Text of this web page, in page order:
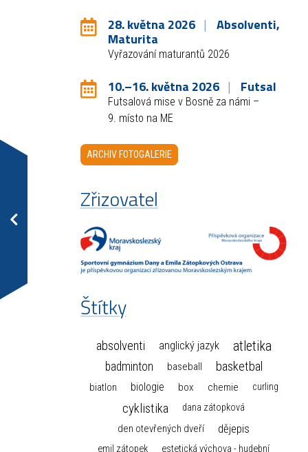
28. května 2026 Absolventi,
Maturita
Vyřazování maturantů 2026
10.–16. května 2026 Futsal
Futsalová mise v Bosně za námi –
9. místo na ME
ARCHIV FOTOGALERIE
Zřizovatel
Štítky
absolventi anglický jazyk atletika
badminton baseball basketbal
biatlon biologie box chemie curling
cyklistika dana zátopková
den otevřených dveří dějepis
emil zátopek estetická výchova - hudební